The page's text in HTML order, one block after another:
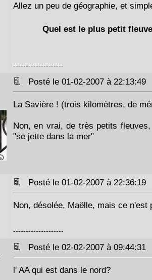
Allez un peu de géographie, et
Quel est le plus petit
--------------------
Posté le 01-02-2007 à
La Savière ! (trois kilomètres, de
Non, en vrai, de très petits
"se jette dans la mer"
Posté le 01-02-2007 à
Non, désolée, Maëlle, mais ce
--------------------
Posté le 02-02-2007 à
l' AA qui est dans le nord?